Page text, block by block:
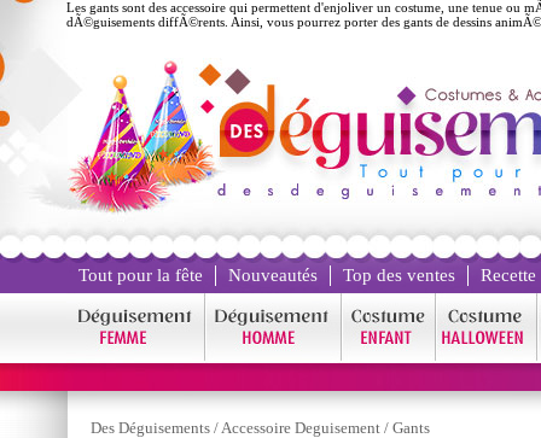
Les gants sont des accessoire qui permettent d'enjoliver un costume, une tenue ou
dÃ©guisements diffÃ©rents. Ainsi, vous pourrez porter des gants de dessins
Tout pour la fête Nouveautés Top des ventes
Des Déguisements /Accessoire Deguisement / Gants